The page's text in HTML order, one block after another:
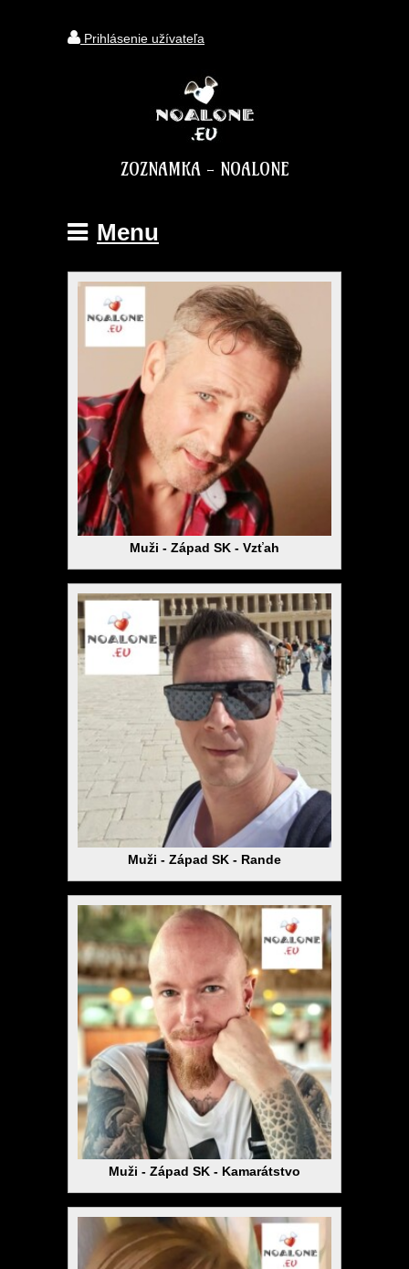
Prihlásenie užívateľa
ZOZNAMKA - NOALONE
Menu
Muži - Západ SK - Vzťah
Muži - Západ SK - Rande
Muži - Západ SK - Kamarátstvo